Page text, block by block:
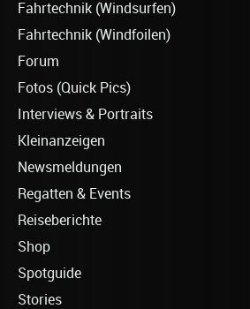
Fahrtechnik (Windsurfen)
Fahrtechnik (Windfoilen)
Forum
Fotos (Quick Pics)
Interviews & Portraits
Kleinanzeigen
Newsmeldungen
Regatten & Events
Reiseberichte
Shop
Spotguide
Stories